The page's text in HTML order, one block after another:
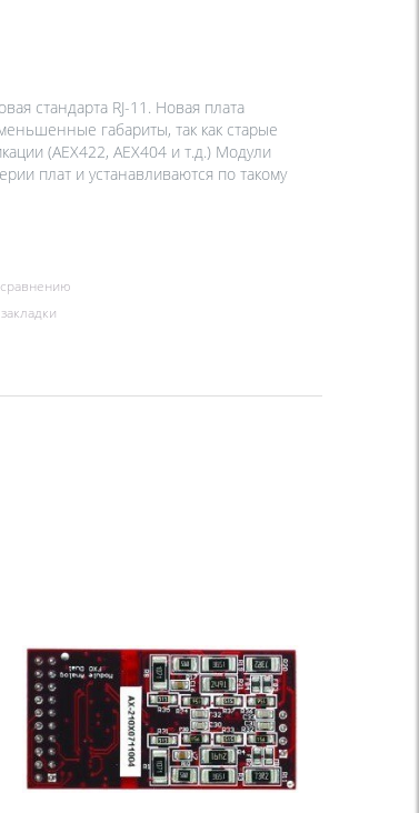
стандарта RJ-11. Новая плата
габариты, так как старые
(AEX422, AEX404 и т.д.) Модули
плат и устанавливаются по такому